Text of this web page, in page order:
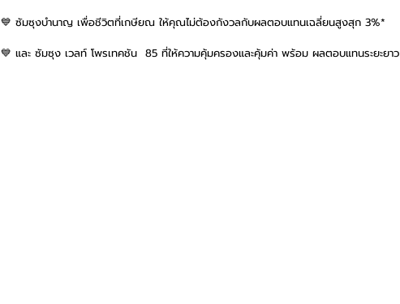
💙 ซัมซุงบำนาญ เพื่อชีวิตที่เกษียณ ให้คุณไม่ต้องกังวลกับผลตอบแทนเฉลี่ยนสูงสุก 3%*
💙 และ ซัมซุง เวลท์ โพรเทคชัน  85 ที่ให้ความคุ้มครองและคุ้มค่า พร้อม ผลตอบแทนระยะยาว